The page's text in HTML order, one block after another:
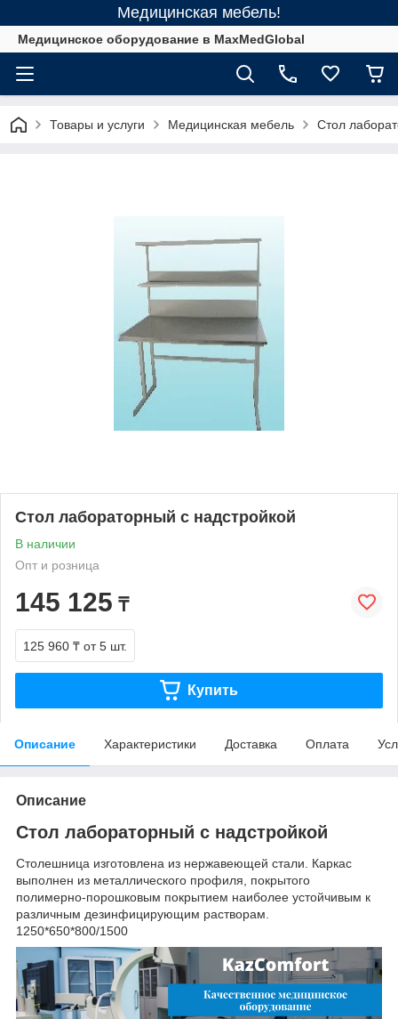
Медицинская мебель!
Медицинское оборудование в MaxMedGlobal
Товары и услуги Медицинская мебель Стол
Стол лабораторный с надстройкой
В наличии
Опт и розница
145 125 ₸
125 960 ₸ от 5 шт.
Купить
Описание Характеристики Доставка Оплата
Описание
Стол лабораторный с надстройкой
Столешница изготовлена из нержавеющей стали. Каркас
выполнен из металлического профиля, покрытого
полимерно-порошковым покрытием наиболее устойчивым к
различным дезинфицирующим растворам.
1250*650*800/1500